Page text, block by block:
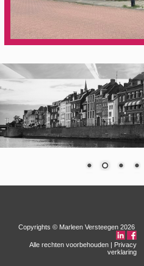
Copyrights © Marleen Versteegen 2026
Alle rechten voorbehouden | Privacy
verklaring